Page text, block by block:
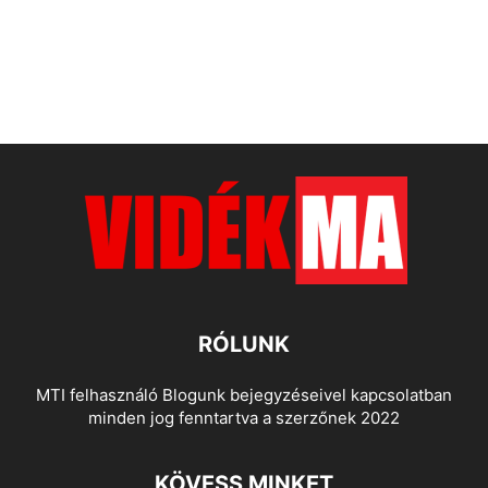
RÓLUNK
MTI felhasználó Blogunk bejegyzéseivel kapcsolatban
minden jog fenntartva a szerzőnek 2022